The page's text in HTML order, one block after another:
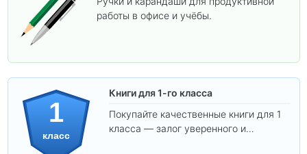
работы в офисе и учёбы.
1
класс
Книги для 1-го класса
Покупайте качественные книги для 1
класса — залог уверенного и